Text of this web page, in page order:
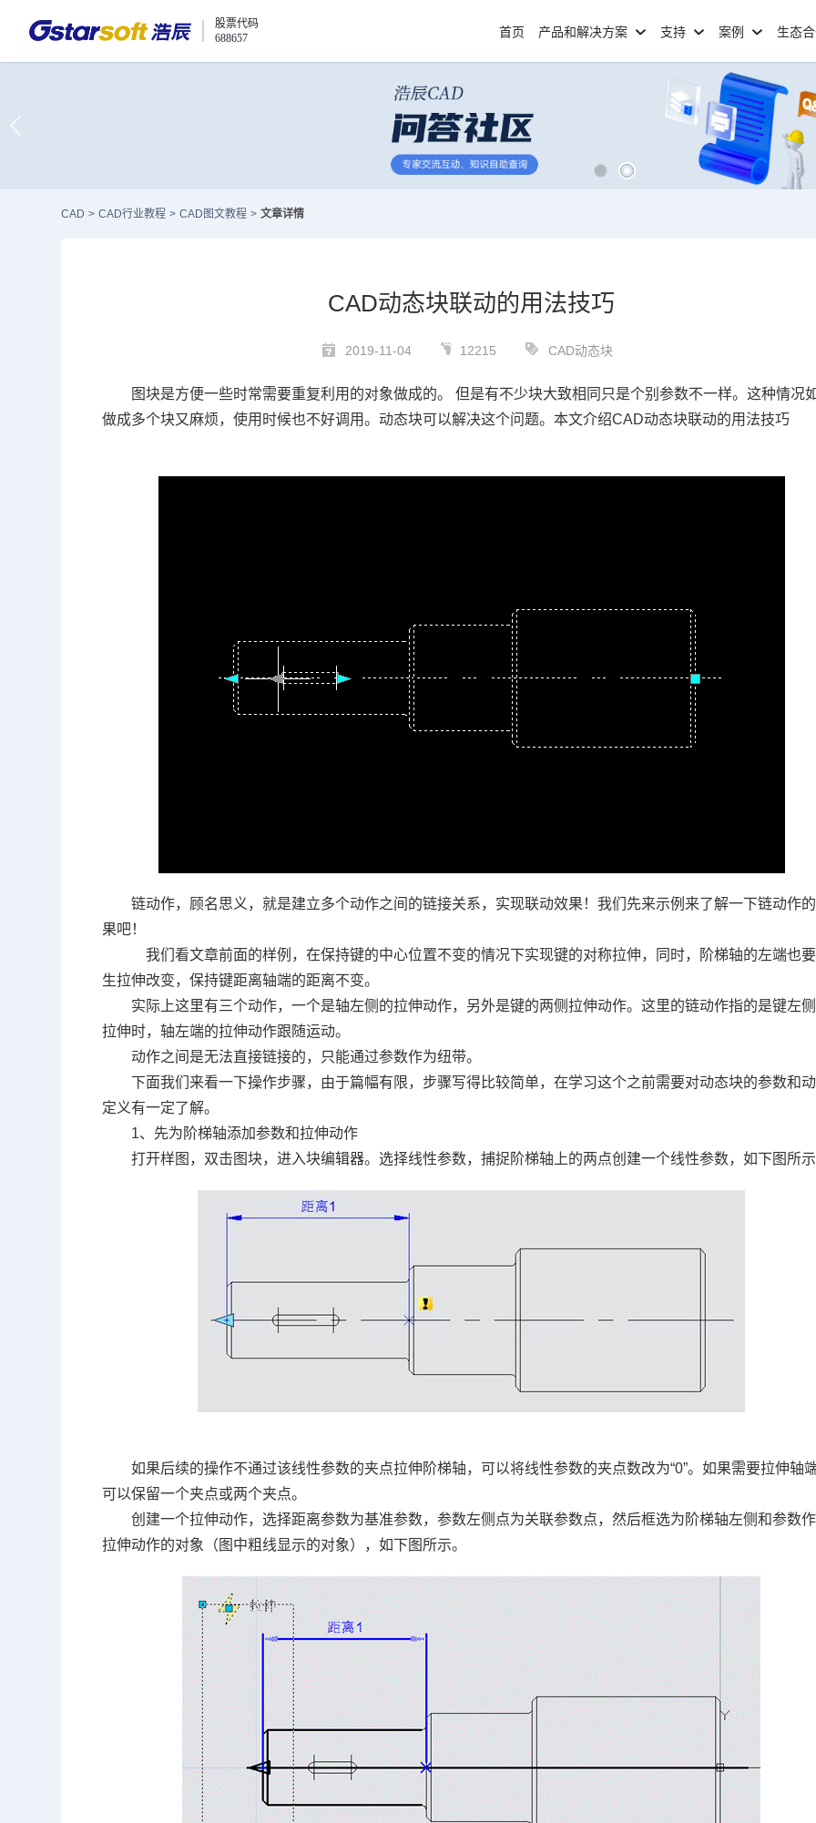
股票代码
688657
首页 产品和解决方案 支持 案例 生态
CAD > CAD行业教程 > CAD图文教程 > 文章详情
CAD动态块联动的用法技巧
2019-11-04 12215 CAD动态块
图块是方便一些时常需要重复利用的对象做成的。 但是有不少块大致相同只是个别参数不一样。这种情况
做成多个块又麻烦，使用时候也不好调用。动态块可以解决这个问题。本文介绍CAD动态块联动的用法技巧
链动作，顾名思义，就是建立多个动作之间的链接关系，实现联动效果！我们先来示例来了解一下链动作
果吧！
我们看文章前面的样例，在保持键的中心位置不变的情况下实现键的对称拉伸，同时，阶梯轴的左端也
生拉伸改变，保持键距离轴端的距离不变。
实际上这里有三个动作，一个是轴左侧的拉伸动作，另外是键的两侧拉伸动作。这里的链动作指的是键左
拉伸时，轴左端的拉伸动作跟随运动。
动作之间是无法直接链接的，只能通过参数作为纽带。
下面我们来看一下操作步骤，由于篇幅有限，步骤写得比较简单，在学习这个之前需要对动态块的参数和
定义有一定了解。
1、先为阶梯轴添加参数和拉伸动作
打开样图，双击图块，进入块编辑器。选择线性参数，捕捉阶梯轴上的两点创建一个线性参数，如下图所示
如果后续的操作不通过该线性参数的夹点拉伸阶梯轴，可以将线性参数的夹点数改为“0”。如果需要拉伸轴端
可以保留一个夹点或两个夹点。
创建一个拉伸动作，选择距离参数为基准参数，参数左侧点为关联参数点，然后框选为阶梯轴左侧和参数
拉伸动作的对象（图中粗线显示的对象），如下图所示。